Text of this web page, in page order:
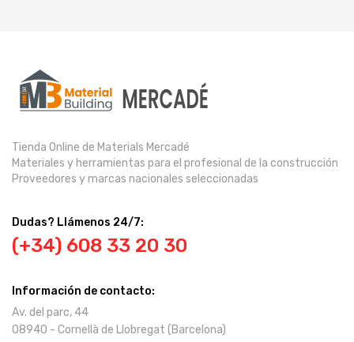
Tienda Online de Materials Mercadé
Materiales y herramientas para el profesional de la construcción
Proveedores y marcas nacionales seleccionadas
Dudas? Llámenos 24/7:
(+34) 608 33 20 30
Información de contacto:
Av. del parc, 44
08940 - Cornellà de Llobregat (Barcelona)